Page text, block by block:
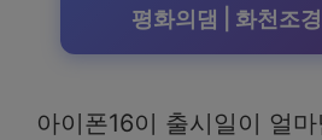
평화의댐 | 화천조
아이폰16이 출시일이 얼